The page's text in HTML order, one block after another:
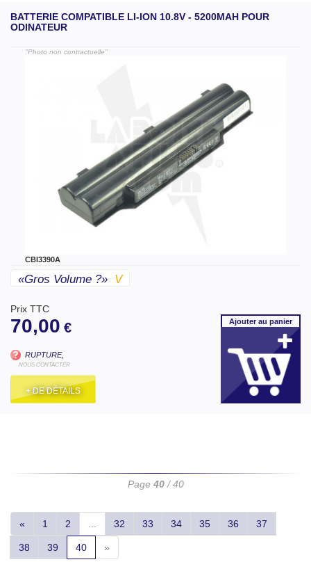
BATTERIE COMPATIBLE LI-ION 10.8V - 5200MAH POUR
ODINATEUR
"Photo non contractuelle"
CBI3390A
«gros Volume ?» V
Prix TTC
70,00 €
RUPTURE,
NOUS CONTACTER
+ DE DÉTAILS
Ajouterau panier
Page 40/ 40
« 1 2 32 33 34 35 36 37
38 39 40 »